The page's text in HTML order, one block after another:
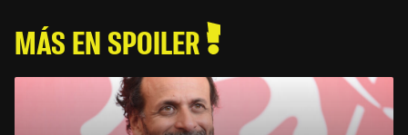
MÁS EN SPOILER